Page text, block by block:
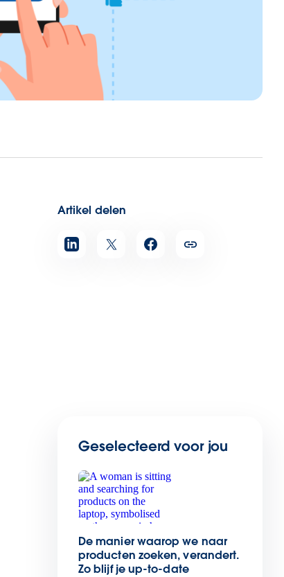
Artikel delen
Geselecteerd voor jou
De manier waarop we naar
producten zoeken, verandert.
Zo blijf je up-to-date